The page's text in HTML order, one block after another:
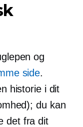
og
side.
historie i dit
du kan
det fra dit